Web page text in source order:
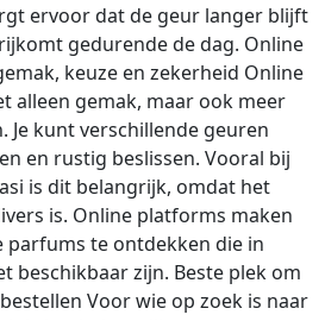
ervoor dat de geur langer blijft
gedurende de dag. Online
keuze en zekerheid Online
alleen gemak, maar ook meer
Je kunt verschillende geuren
en rustig beslissen. Vooral bij
is dit belangrijk, omdat het
is. Online platforms maken
parfums te ontdekken die in
beschikbaar zijn. Beste plek om
Voor wie op zoek is naar